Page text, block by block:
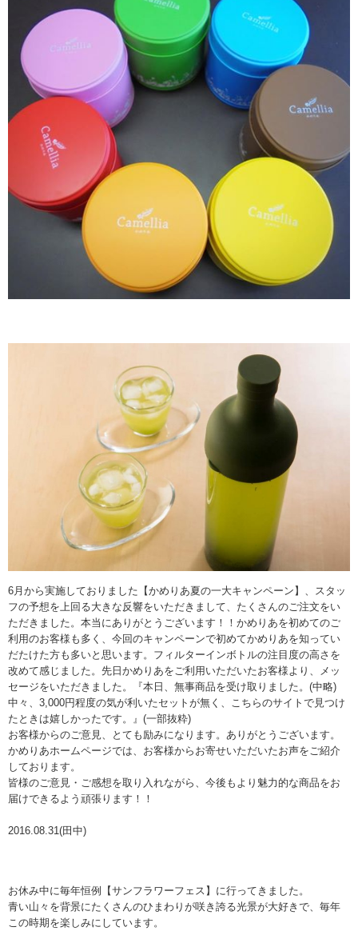
6月から実施しておりました【かめりあ夏の一大キャンペーン】、スタッ
フの予想を上回る大きな反響をいただきまして、たくさんのご注文をい
ただきました。本当にありがとうございます！！かめりあを初めてのご
利用のお客様も多く、今回のキャンペーンで初めてかめりあを知ってい
だたけた方も多いと思います。フィルターインボトルの注目度の高さを
改めて感じました。先日かめりあをご利用いただいたお客様より、メッ
セージをいただきました。『本日、無事商品を受け取りました。(中略)
中々、3,000円程度の気が利いたセットが無く、こちらのサイトで見つけ
たときは嬉しかったです。』(一部抜粋)
お客様からのご意見、とても励みになります。ありがとうございます。
かめりあホームページでは、お客様からお寄せいただいたお声をご紹介
しております。
皆様のご意見・ご感想を取り入れながら、今後もより魅力的な商品をお
届けできるよう頑張ります！！
2016.08.31(田中)
お休み中に毎年恒例【サンフラワーフェス】に行ってきました。
青い山々を背景にたくさんのひまわりが咲き誇る光景が大好きで、毎年
この時期を楽しみにしています。